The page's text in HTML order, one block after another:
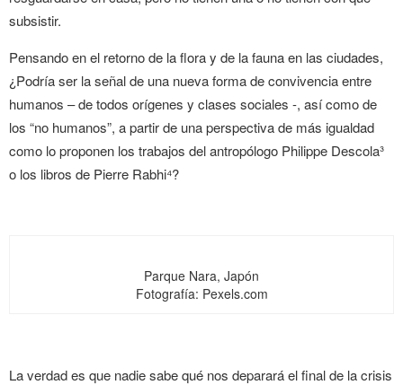
subsistir.
Pensando en el retorno de la flora y de la fauna en las ciudades,
¿Podría ser la señal de una nueva forma de convivencia entre
humanos – de todos orígenes y clases sociales -, así como de
los “no humanos”, a partir de una perspectiva de más igualdad
como lo proponen los trabajos del antropólogo Philippe Descola³
o los libros de Pierre Rabhi⁴?
Parque Nara, Japón
Fotografía: Pexels.com
La verdad es que nadie sabe qué nos deparará el final de la crisis